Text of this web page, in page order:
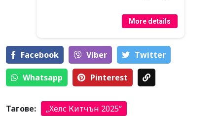
More details
Facebook Viber Тwitter
Whatsapp Pinterest
Тагове:
„Хелс Китчън 2025“